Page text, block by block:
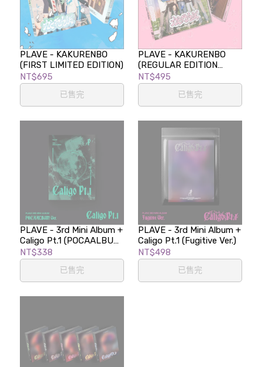
PLAVE - KAKURENBO
(FIRST LIMITED EDITION)
NT$695
已售完
PLAVE - KAKURENBO
(REGULAR EDITION
(FIRST PRESS))
NT$495
已售完
PLAVE - 3rd Mini Album +
Caligo Pt.1 (POCAALBUM
Ver.)
NT$338
已售完
PLAVE - 3rd Mini Album +
Caligo Pt.1 (Fugitive Ver.)
NT$498
已售完